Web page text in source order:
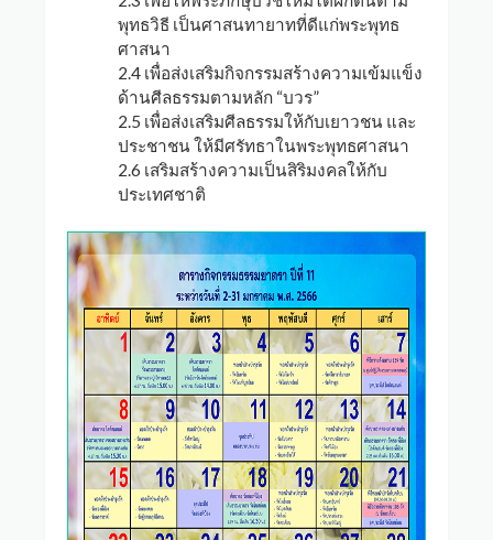
พุทธวิธี เป็นศาสนทายาทที่ดีแก่พระพุทธ
ศาสนา
2.4 เพื่อส่งเสริมกิจกรรมสร้างความเข้มแข็ง
ด้านศีลธรรมตามหลัก “บวร”
2.5 เพื่อส่งเสริมศีลธรรมให้กับเยาวชน และ
ประชาชน ให้มีศรัทธาในพระพุทธศาสนา
2.6 เสริมสร้างความเป็นสิริมงคลให้กับ
ประเทศชาติ